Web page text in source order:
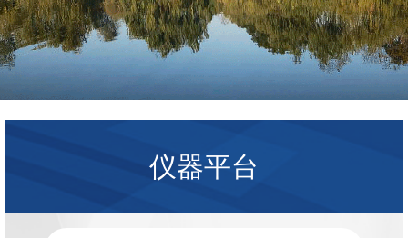
仪器平台